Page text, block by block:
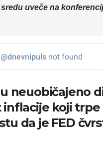
uveče na
neuobičajeno
koji trpe
da je FED